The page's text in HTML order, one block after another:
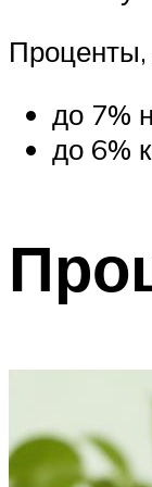
Проценты,
до 7%
до 6%